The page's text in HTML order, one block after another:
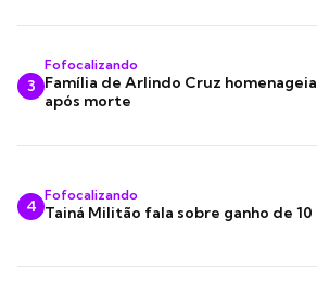
3
Fofocalizando
Família de Arlindo Cruz
após morte
4
Fofocalizando
Tainá Militão fala sobre ganho de